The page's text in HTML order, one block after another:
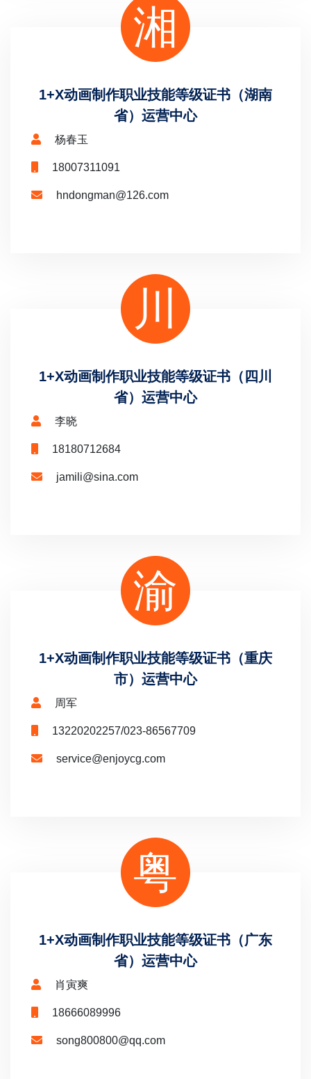
湘
1+X动画制作职业技能等级证书（湖南
省）运营中心
杨春玉
18007311091
hndongman@126.com
川
1+X动画制作职业技能等级证书（四川
省）运营中心
李晓
18180712684
jamili@sina.com
渝
1+X动画制作职业技能等级证书（重庆
市）运营中心
周军
13220202257/023-86567709
service@enjoycg.com
粤
1+X动画制作职业技能等级证书（广东
省）运营中心
肖寅爽
18666089996
song800800@qq.com